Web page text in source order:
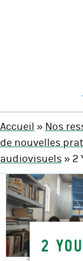
Accueil » Nos
de nouvelles
audiovisuels» 2
2